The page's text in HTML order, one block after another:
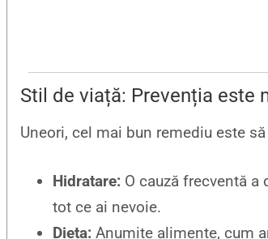
Stil de viață: Prevenția este
Uneori, cel mai bun remediu este
Hidratare: O cauză frecventă
tot ce ai nevoie.
Dieta: Anumite alimente, cum